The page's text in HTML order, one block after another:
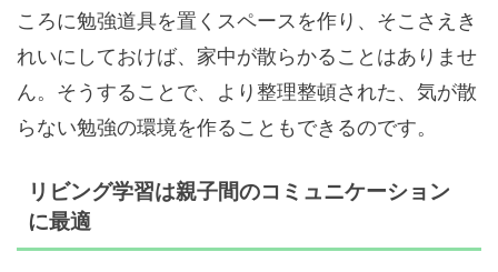
ころに勉強道具を置くスペースを作り、そこさえき
れいにしておけば、家中が散らかることはありませ
ん。そうすることで、より整理整頓された、気が散
らない勉強の環境を作ることもできるのです。
リビング学習は親子間のコミュニケーション
に最適